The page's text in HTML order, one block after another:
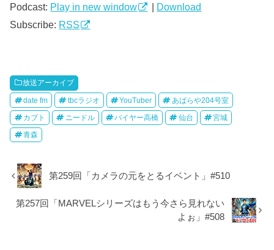
プ
レ
Podcast: Play in new window | Download
Subscribe: RSS
放送アーカイブ
date fm tbcラジオ YouTuber あばらや204号室
カブト ニードル バイヤー高橋 仙台 宮城
青森
第259回「カメラの元をとるイベント」#510
第257回「MARVELシリーズはもう今さら見れない
よぉ」#508